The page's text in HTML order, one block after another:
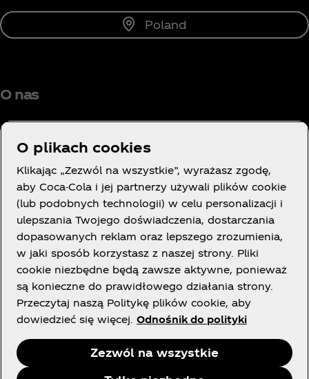
Poland
O nas
Potrzebujesz pomocy?
LEGAL
Facebook
X Instagram
Youtube
O plikach cookies
Klikając „Zezwól na wszystkie”, wyrażasz zgodę,
aby Coca-Cola i jej partnerzy używali plików cookie
(lub podobnych technologii) w celu personalizacji i
ulepszania Twojego doświadczenia, dostarczania
dopasowanych reklam oraz lepszego zrozumienia,
w jaki sposób korzystasz z naszej strony. Pliki
cookie niezbędne będą zawsze aktywne, ponieważ
są konieczne do prawidłowego działania strony.
Przeczytaj naszą Politykę plików cookie, aby
dowiedzieć się więcej. Odnośnik do polityki
Zezwól na wszystkie